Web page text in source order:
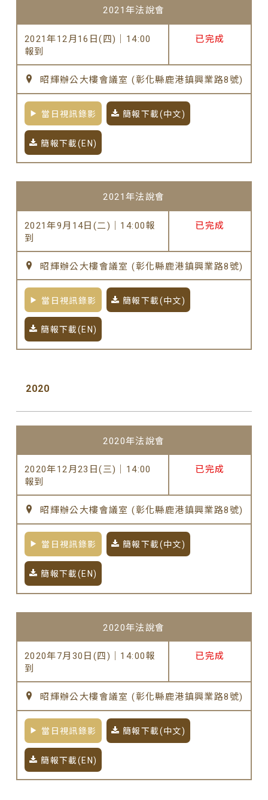
2021年法說會
2021年12月16日(四)｜14:00
報到
已完成
昭輝辦公大樓會議室 (彰化縣鹿港鎮興業路8號)
當日視訊錄影 簡報下載(中文)
簡報下載(EN)
2021年法說會
2021年9月14日(二)｜14:00報
到
已完成
昭輝辦公大樓會議室 (彰化縣鹿港鎮興業路8號)
當日視訊錄影 簡報下載(中文)
簡報下載(EN)
2020
2020年法說會
2020年12月23日(三)｜14:00
報到
已完成
昭輝辦公大樓會議室 (彰化縣鹿港鎮興業路8號)
當日視訊錄影 簡報下載(中文)
簡報下載(EN)
2020年法說會
2020年7月30日(四)｜14:00報
到
已完成
昭輝辦公大樓會議室 (彰化縣鹿港鎮興業路8號)
當日視訊錄影 簡報下載(中文)
簡報下載(EN)